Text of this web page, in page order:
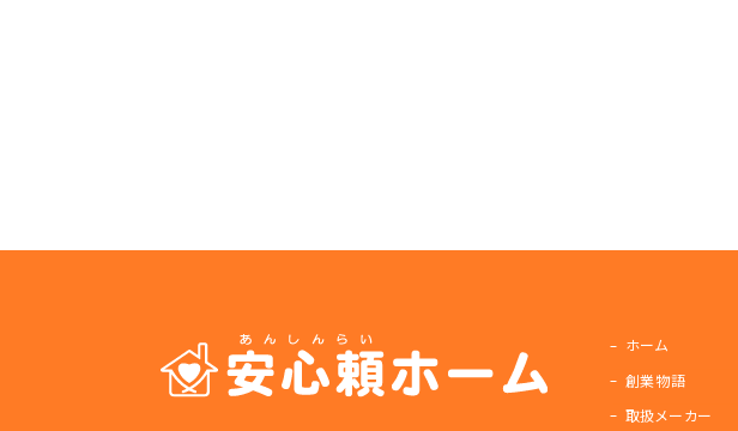
ホーム
創業物語
取扱メーカー